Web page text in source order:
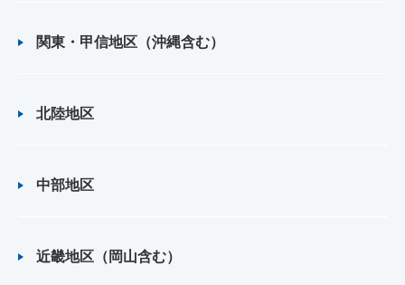
関東・甲信地区（沖縄含む）
北陸地区
中部地区
近畿地区（岡山含む）